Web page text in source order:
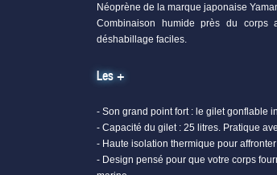
Néoprène de la marque japonaise
Combinaison humide près du corps
déshabillage faciles.
Les +
- Son grand point fort : le gilet gonflable
- Capacité du gilet : 25 litres. Pratique
- Haute isolation thermique pour
- Design pensé pour que votre corps